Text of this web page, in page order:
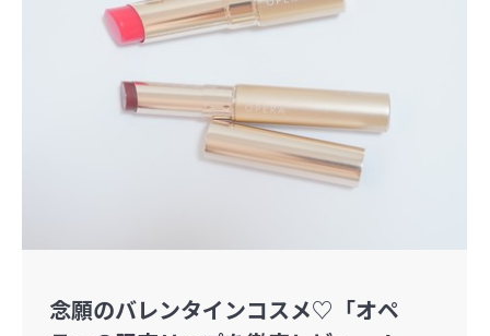
念願のバレンタインコスメ♡「オペ